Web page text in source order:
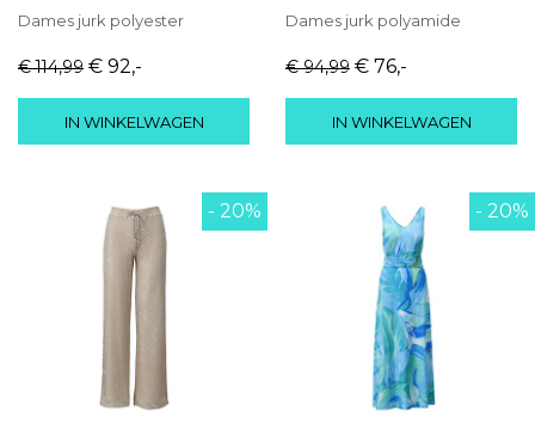
Dames jurk polyester
€ 114,99 € 92,-
IN WINKELWAGEN
Dames jurk polyamide
€ 94,99 € 76,-
IN WINKELWAGEN
- 20% - 20%